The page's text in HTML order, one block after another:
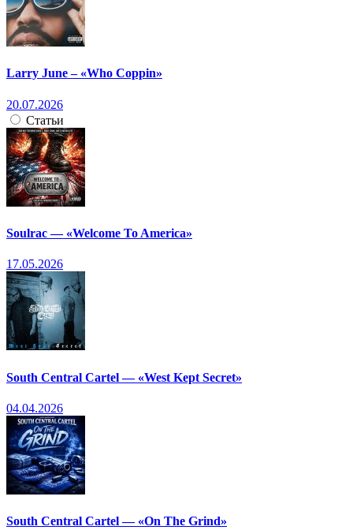
Larry June – «Who Coppin»
20.07.2026
Статьи
Soulrac — «Welcome To America»
17.05.2026
South Central Cartel — «West Kept Secret»
04.04.2026
South Central Cartel — «On The Grind»